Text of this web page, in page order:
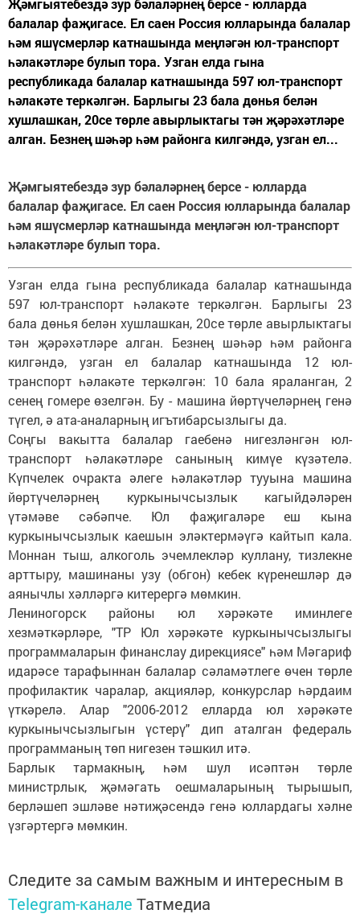
Җәмгыятебездә зур бәлаләрнең берсе - юлларда
балалар фаҗигасе. Ел саен Россия юлларында балалар
һәм яшүсмерләр катнашында меңләгән юл-транспорт
һәлакәтләре булып тора. Узган елда гына
республикада балалар катнашында 597 юл-транспорт
һәлакәте теркәлгән. Барлыгы 23 бала дөнья белән
хушлашкан, 20се төрле авырлыктагы тән җәрәхәтләре
алган. Безнең шәһәр һәм районга килгәндә, узган ел...
Җәмгыятебездә зур бәлаләрнең берсе - юлларда
балалар фаҗигасе. Ел саен Россия юлларында балалар
һәм яшүсмерләр катнашында меңләгән юл-транспорт
һәлакәтләре булып тора.
Узган елда гына республикада балалар катнашында
597 юл-транспорт һәлакәте теркәлгән. Барлыгы 23
бала дөнья белән хушлашкан, 20се төрле авырлыктагы
тән җәрәхәтләре алган. Безнең шәһәр һәм районга
килгәндә, узган ел балалар катнашында 12 юл-
транспорт һәлакәте теркәлгән: 10 бала яраланган, 2
сенең гомере өзелгән. Бу - машина йөртүчеләрнең генә
түгел, ә ата-аналарның игътибарсызлыгы да.
Соңгы вакытта балалар гаебенә нигезләнгән юл-
транспорт һәлакәтләре санының кимүе күзәтелә.
Күпчелек очракта әлеге һәлакәтләр тууына машина
йөртүчеләрнең куркынычсызлык кагыйдәләрен
үтәмәве сәбәпче. Юл фаҗигаләре еш кына
куркынычсызлык каешын эләктермәүгә кайтып кала.
Моннан тыш, алкоголь эчемлекләр куллану, тизлекне
арттыру, машинаны узу (обгон) кебек күренешләр дә
аянычлы хәлләргә китерергә мөмкин.
Лениногорск районы юл хәрәкәте иминлеге
хезмәткәрләре, "ТР Юл хәрәкәте куркынычсызлыгы
программаларын финанслау дирекциясе" һәм Мәгариф
идарәсе тарафыннан балалар сәламәтлеге өчен төрле
профилактик чаралар, акцияләр, конкурслар һәрдаим
үткәрелә. Алар "2006-2012 елларда юл хәрәкәте
куркынычсызлыгын үстерү" дип аталган федераль
программаның төп нигезен тәшкил итә.
Барлык тармакның, һәм шул исәптән төрле
министрлык, җәмәгать оешмаларының тырышып,
берләшеп эшләве нәтиҗәсендә генә юллардагы хәлне
үзгәртергә мөмкин.
Следите за самым важным и интересным в
Telegram-канале Татмедиа